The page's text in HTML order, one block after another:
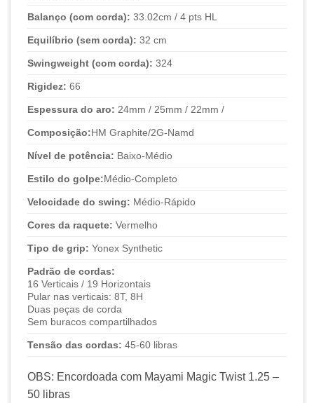
Balanço (com corda): 33.02cm / 4 pts HL
Equilíbrio (sem corda): 32 cm
Swingweight (com corda): 324
Rigidez: 66
Espessura do aro: 24mm / 25mm / 22mm /
Composição:HM Graphite/2G-Namd
Nível de potência: Baixo-Médio
Estilo do golpe:Médio-Completo
Velocidade do swing: Médio-Rápido
Cores da raquete: Vermelho
Tipo de grip: Yonex Synthetic
Padrão de cordas:
16 Verticais / 19 Horizontais
Pular nas verticais: 8T, 8H
Duas peças de corda
Sem buracos compartilhados
Tensão das cordas: 45-60 libras
OBS: Encordoada com Mayami Magic Twist 1.25 –
50 libras